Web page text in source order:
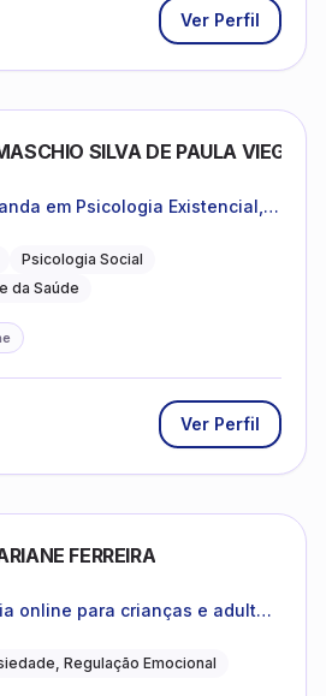
Ver Perfil
SILVA DE PAULA VIEGAS
em Psicologia Existencial,
Psicologia Social
da Saúde
Ver Perfil
FERREIRA
online para crianças e adultos
e construir uma vida
Regulação Emocional